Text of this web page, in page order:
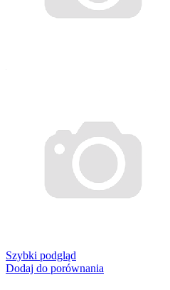
Szybki podgląd
Dodaj do porównania